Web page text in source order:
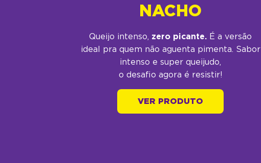
NACHO
Queijo intenso, zero picante. É a versão
ideal pra quem não aguenta pimenta. Sabor
intenso e super queijudo,
o desafio agora é resistir!​
VER PRODUTO